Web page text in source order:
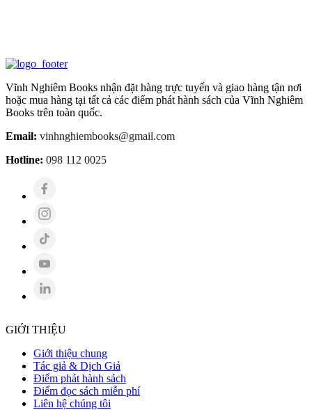
Vĩnh Nghiêm Books nhận đặt hàng trực tuyến và giao hàng tận nơi
hoặc mua hàng tại tất cả các điểm phát hành sách của Vĩnh Nghiêm
Books trên toàn quốc.
Email: vinhnghiembooks@gmail.com
Hotline: 098 112 0025
GIỚI THIỆU
Giới thiệu chung
Tác giả & Dịch Giả
Điểm phát hành sách
Điểm đọc sách miễn phí
Liên hệ chúng tôi